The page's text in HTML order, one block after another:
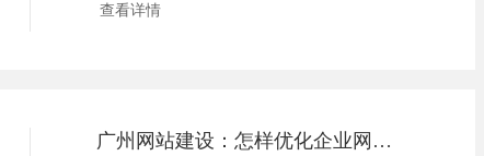
查看详情
广州网站建设：怎样优化企业网站的结构呢？